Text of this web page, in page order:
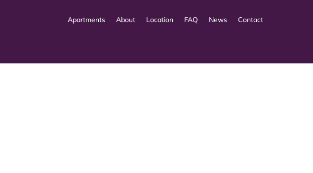
Apartments About Location FAQ News Contact